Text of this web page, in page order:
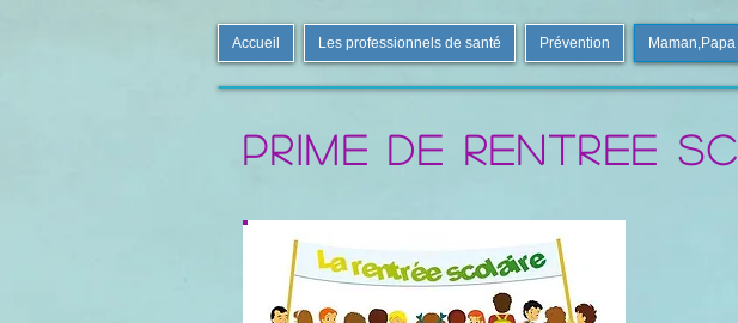
Accueil Les professionnels de santé Prévention
PRIME DE RENTREE